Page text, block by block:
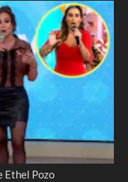
Ethel Pozo